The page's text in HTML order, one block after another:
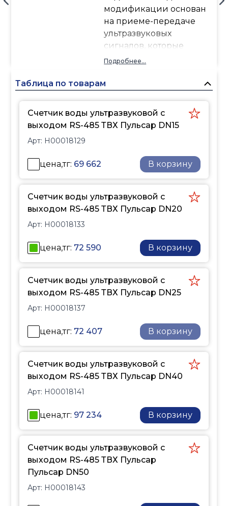
модификации основан
на приеме-передаче
ультразвуковых
сигналов, которые
проходят через поток
Прибор может
организации
индивидуального учета
водопотребления в
промышленных
предприятиях и
коммерческих объектах.
Подробнее...
Таблица по товарам
Счетчик воды ультразвуковой с
выходом RS-485 ТВХ Пульсар DN15
Арт: H00018129
цена,тг: 69 662 В корзину
Счетчик воды ультразвуковой с
выходом RS-485 ТВХ Пульсар DN20
Арт: H00018133
цена,тг: 72 590 В корзину
Счетчик воды ультразвуковой с
выходом RS-485 ТВХ Пульсар DN25
Арт: H00018137
цена,тг: 72 407 В корзину
Счетчик воды ультразвуковой с
выходом RS-485 ТВХ Пульсар DN40
Арт: H00018141
цена,тг: 97 234 В корзину
Счетчик воды ультразвуковой с
выходом RS-485 ТВХ Пульсар
Пульсар DN50
Арт: H00018143